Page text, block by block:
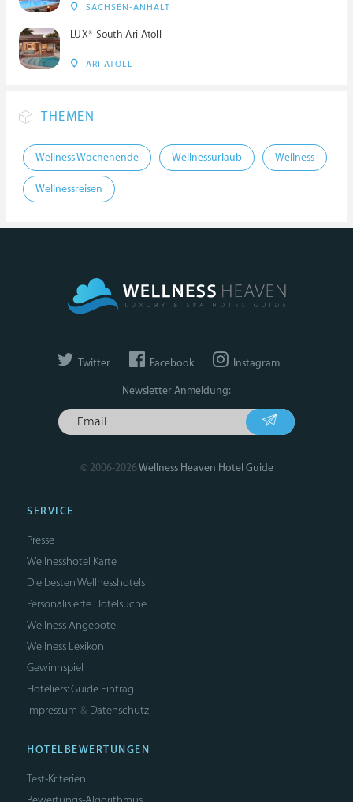
SACHSEN-ANHALT
LUX* South Ari Atoll
ARI ATOLL
THEMEN
Wellness Wochenende Wellnessurlaub Wellness
Wellnessreisen
Twitter Facebook Instagram
Newsletter Anmeldung:
© 2006-2026Wellness Heaven Hotel Guide
SERVICE
Presse
Wellnesshotel Karte
Die besten Wellnesshotels
Personalisierte Hotelsuche
Wellness Angebote
Wellness Lexikon
Gewinnspiel
Hoteliers: Guide Eintrag
Impressum & Datenschutz
HOTELBEWERTUNGEN
Test-Kriterien